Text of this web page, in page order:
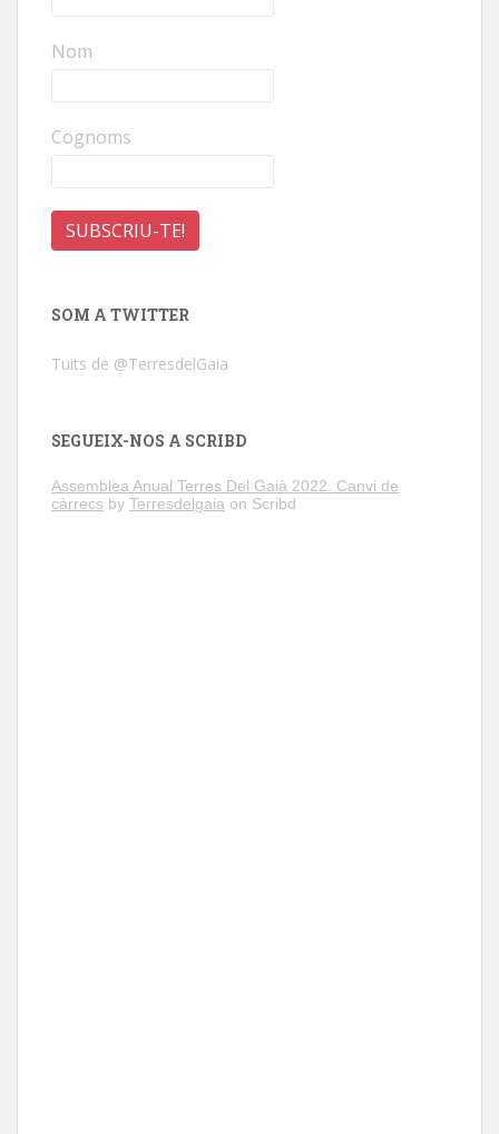
Nom
Cognoms
SOM A TWITTER
Tuits de @TerresdelGaia
SEGUEIX-NOS A SCRIBD
Assemblea Anual Terres Del Gaià 2022. Canvi de
càrrecs by Terresdelgaia on Scribd